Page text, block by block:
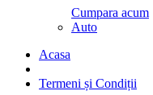
Cumpara acum
Auto
Acasa
Termeni și Condiții